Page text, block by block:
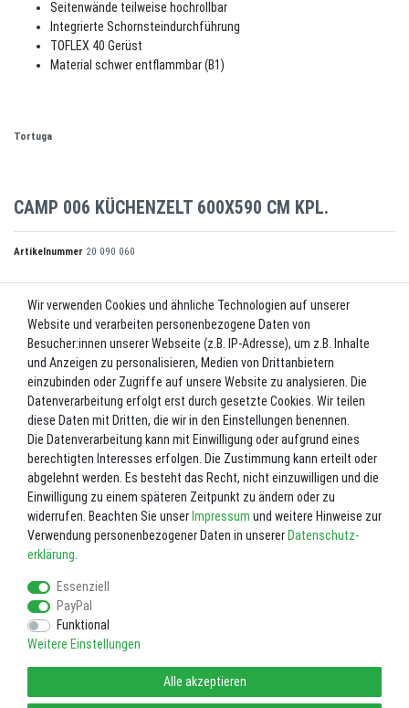
Seitenwände teilweise hochrollbar
Integrierte Schornsteindurchführung
TOFLEX 40 Gerüst
Material schwer entflammbar (B1)
Tortuga
CAMP 006 KÜCHENZELT 600X590 CM KPL.
Artikelnummer 20 090 060
UVP 4.282,00 €
4.067,90 EUR*
Lieferzeit ca. 2-3 Werktage.
In den Warenkorb
Wunschliste
* inkl. ges. MwSt. zzgl. Versandkosten
Impressum
Wir verwenden Cookies und ähnliche Technologien auf unserer
Website und verarbeiten personenbezogene Daten von
Besucher:innen unserer Webseite (z.B. IP-Adresse), um z.B. Inhalte
und Anzeigen zu personalisieren, Medien von Drittanbietern
einzubinden oder Zugriffe auf unsere Website zu analysieren. Die
Datenverarbeitung erfolgt erst durch gesetzte Cookies. Wir teilen
diese Daten mit Dritten, die wir in den Einstellungen benennen.
Die Datenverarbeitung kann mit Einwilligung oder aufgrund eines
berechtigten Interesses erfolgen. Die Zustimmung kann erteilt oder
abgelehnt werden. Es besteht das Recht, nicht einzuwilligen und die
Einwilligung zu einem späteren Zeitpunkt zu ändern oder zu
widerrufen. Beachten Sie unser Impressum und weitere Hinweise zur
Verwendung personenbezogener Daten in unserer Daten­schutz­
erklärung
Essenziell
PayPal
Funktional
Weitere Einstellungen
Alle akzeptieren